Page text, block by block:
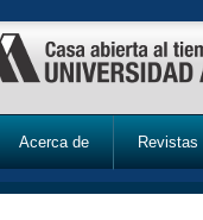
Acerca de Revistas